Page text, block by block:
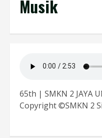
Musik
65th | SMKN 2 JAYA
Copyright ©SMKN 2